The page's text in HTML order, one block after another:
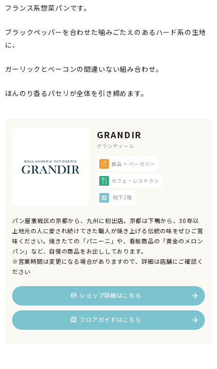
フランス系惣菜パンです。
ブラックペッパーを合わせた噛みごたえのあるハード系の生地
に、
ガーリックとベーコンの間違いない組み合わせ。
ほんのり香るパセリが全体を引き締めます。
GRANDIR
グランディール
食品 > ベーカリー
カフェ・レストラン
地下2階
パン屋激戦区の京都から、九州に初出店。京都は下鴨から、30年以
上地元の人に愛され続けてきた職人が焼き上げる伝統の味をぜひご賞
味ください。焼きたての「パニーニ」や、看板商品の「黄金のメロン
パン」など、自慢の商品をお出ししております。
※営業時間は変更になる場合がありますので、詳細は店舗にご確認く
ださい
ショップ詳細はこちら
フロアガイドはこちら